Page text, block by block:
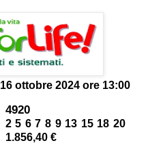
16 ottobre 2024 ore 13:00
4920
2 5 6 7 8 9 13 15 18 20
1.856,40 €